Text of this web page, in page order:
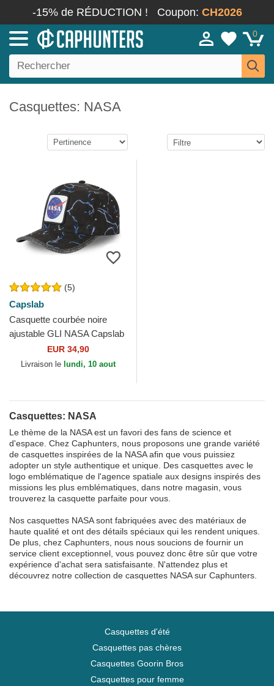
-15% de RÉDUCTION ! Coupon: CH2026
0
Casquettes: NASA
(5)
Capslab
Casquette courbée noire
ajustable GLI NASA Capslab
EUR 34,90
Livraison le lundi, 10 aout
Casquettes: NASA
Le thème de la NASA est un favori des fans de science et
d'espace. Chez Caphunters, nous proposons une grande variété
de casquettes inspirées de la NASA afin que vous puissiez
adopter un style authentique et unique. Des casquettes avec le
logo emblématique de l'agence spatiale aux designs inspirés des
missions les plus emblématiques, dans notre magasin, vous
trouverez la casquette parfaite pour vous.
Nos casquettes NASA sont fabriquées avec des matériaux de
haute qualité et ont des détails spéciaux qui les rendent uniques.
De plus, chez Caphunters, nous nous soucions de fournir un
service client exceptionnel, vous pouvez donc être sûr que votre
expérience d'achat sera satisfaisante. N'attendez plus et
découvrez notre collection de casquettes NASA sur Caphunters.
Casquettes d'été
Casquettes pas chères
Casquettes Goorin Bros
Casquettes pour femme